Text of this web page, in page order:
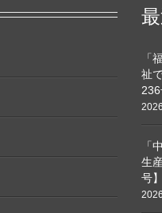
「
祉
「
生
号